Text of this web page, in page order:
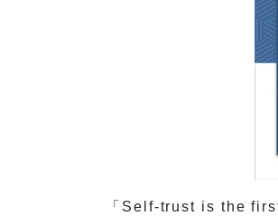
「Self-trust is the